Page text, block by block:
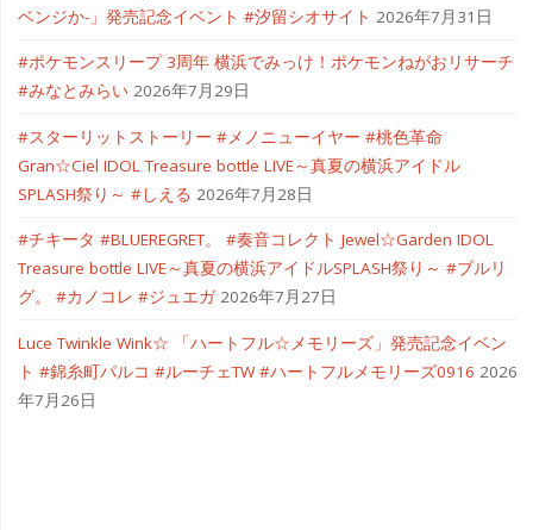
ベンジか-」発売記念イベント #汐留シオサイト 2026年7月31日
#ポケモンスリープ 3周年 横浜でみっけ！ポケモンねがおリサーチ
#みなとみらい 2026年7月29日
#スターリットストーリー #メノニューイヤー #桃色革命
Gran☆Ciel IDOL Treasure bottle LIVE～真夏の横浜アイドル
SPLASH祭り～ #しえる 2026年7月28日
#チキータ #BLUEREGRET。 #奏音コレクト Jewel☆Garden IDOL
Treasure bottle LIVE～真夏の横浜アイドルSPLASH祭り～ #ブルリ
グ。 #カノコレ #ジュエガ 2026年7月27日
Luce Twinkle Wink☆ 「ハートフル☆メモリーズ」発売記念イベン
ト #錦糸町パルコ #ルーチェTW #ハートフルメモリーズ0916 2026
年7月26日